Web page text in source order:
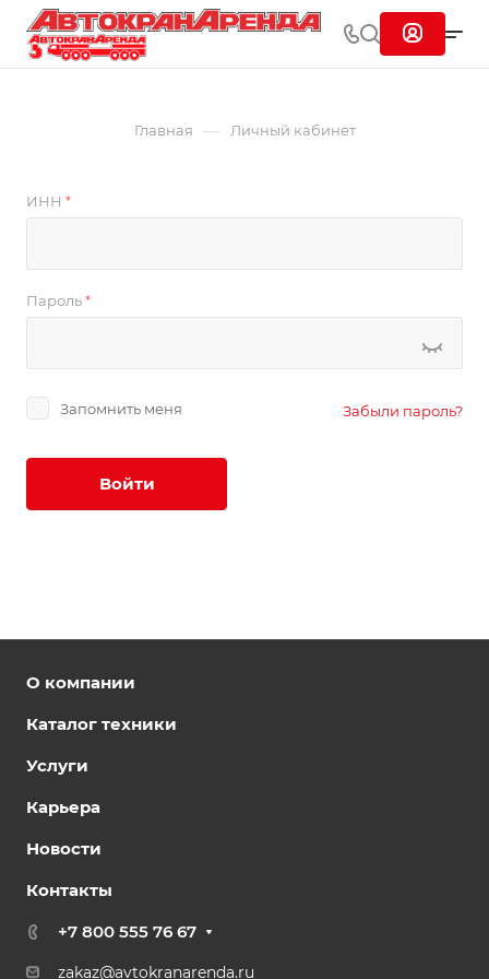
Главная — Личный кабинет
ИНН *
Пароль*
Запомнить меня Забыли пароль?
Войти
О компании
Каталог техники
Услуги
Карьера
Новости
Контакты
+7 800 555 76 67
zakaz@avtokranarenda.ru